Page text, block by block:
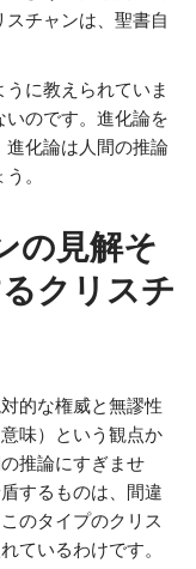
チャンは、聖書自
に教えられていま
のです。進化論を
進化論は人間の推論
。
の見解そ
クリスチ
的な権威と無謬性
味）という観点か
推論にすぎませ
するものは、間違
のタイプのクリス
ているわけです。